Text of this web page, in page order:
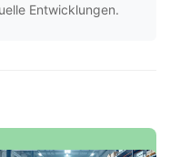
Entwicklungen.